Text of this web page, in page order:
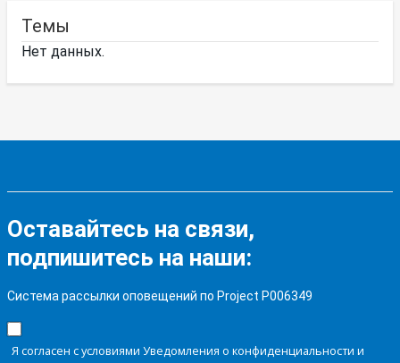
Темы
Нет данных.
Оставайтесь на связи,
подпишитесь на наши:
Система рассылки оповещений по Project P006349
Я согласен с условиями Уведомления о конфиденциальности и